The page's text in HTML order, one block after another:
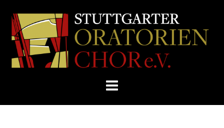
Skip
E.V.
Home Unkategorisiert » /